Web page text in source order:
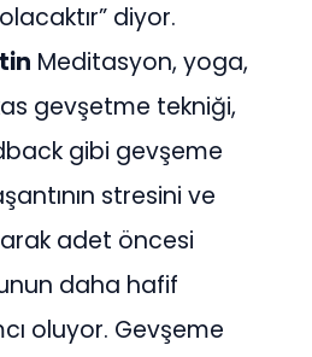
diyor.
Meditasyon, yoga,
gevşetme tekniği,
gibi gevşeme
stresini ve
adet öncesi
daha hafif
oluyor. Gevşeme